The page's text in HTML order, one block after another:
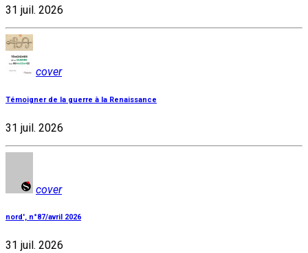
31 juil. 2026
cover
Témoigner de la guerre à la Renaissance
31 juil. 2026
cover
nord', n°87/avril 2026
31 juil. 2026